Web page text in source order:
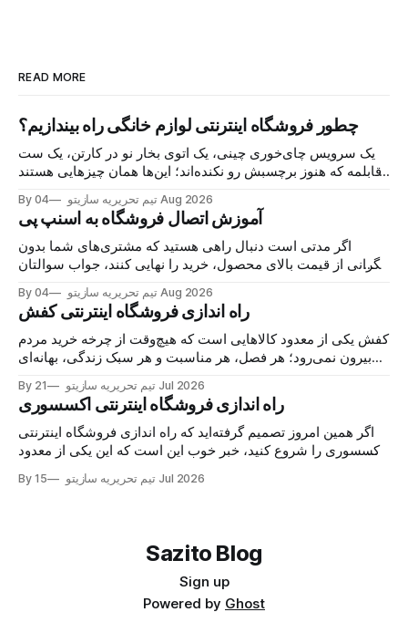
READ MORE
چطور فروشگاه اینترنتی لوازم خانگی راه بیندازیم؟
یک سرویس چای‌خوری چینی، یک اتوی بخار نو در کارتن، یک ست
قابلمه که هنوز برچسبش رو نکنده‌اند؛ این‌ها همان چیزهایی هستند
می‌شوند و خریدار پیدا می‌کنند. اما نکته اصلی این نیست
By تیم تحریریه سازیتو 04 Aug 2026
آموزش اتصال فروشگاه به اسنپ پی
اگر مدتی است دنبال راهی هستید که مشتری‌های شما بدون
نگرانی از قیمت بالای محصول، خرید را نهایی کنند، جواب سوالتان
کالا را می‌خرد، هزینه را در چند قسط پرداخت می‌کند و شما همان
لحظه پول
By تیم تحریریه سازیتو 04 Aug 2026
راه اندازی فروشگاه اینترنتی کفش
کفش یکی از معدود کالاهایی است که هیچ‌وقت از چرخه خرید مردم
بیرون نمی‌رود؛ هر فصل، هر مناسبت و هر سبک زندگی، بهانه‌ای
تازه می‌خواهید وارد این بازار شوید، خبر خوب این است
By تیم تحریریه سازیتو 21 Jul 2026
راه اندازی فروشگاه اینترنتی اکسسوری
اگر همین امروز تصمیم گرفته‌اید که راه اندازی فروشگاه اینترنتی
اکسسوری را شروع کنید، خبر خوب این است که این یکی از معدود
درآمدش واقعاً باز است. اکسسوری جزو آن دسته محصولاتی‌ست
By تیم تحریریه سازیتو 15 Jul 2026
Sazito Blog
Sign up
Powered by Ghost